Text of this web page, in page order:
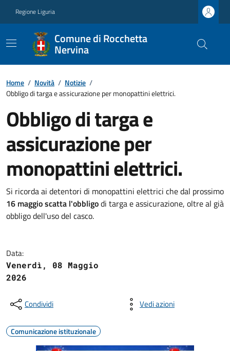
Regione Liguria
Comune di Rocchetta
Nervina
Home / Novità / Notizie /
Obbligo di targa e assicurazione per monopattini elettrici.
Obbligo di targa e
assicurazione per
monopattini elettrici.
Si ricorda ai detentori di monopattini elettrici che dal prossimo
16 maggio scatta l'obbligodi targa e assicurazione, oltre al già
obbligo dell'uso del casco.
Data:
Venerdì, 08 Maggio
2026
Condividi Vedi azioni
Comunicazione istituzionale